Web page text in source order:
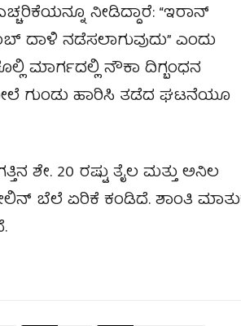
ನೀಡಿದ್ದಾರೆ: “ಇರಾನ್
ದಾಳಿ ನಡೆಸಲಾಗುವುದು” ಎಂದು
ಮಾರ್ಗದಲ್ಲಿ ನೌಕಾ ದಿಗ್ಬಂಧನ
ಗುಂಡು ಹಾರಿಸಿ ತಡೆದ ಘಟನೆಯೂ
20 ರಷ್ಟು ತೈಲ ಮತ್ತು ಅನಿಲ
ಬೆಲೆ ಏರಿಕೆ ಕಂಡಿದೆ. ಶಾಂತಿ